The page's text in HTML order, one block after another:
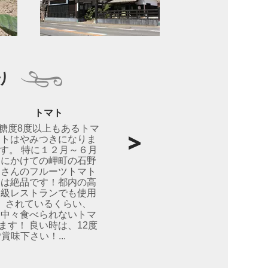
トマト
度8度以上もあるトマ
トはやみつきになりま
す。 特に１２月～６月
にかけての岬町の石野
さんのフルーツトマト
は絶品です！都内の高
級レストランでも使用
されているくらい、
中々食べられないトマ
す！ 良い時は、12度
味下さい！...